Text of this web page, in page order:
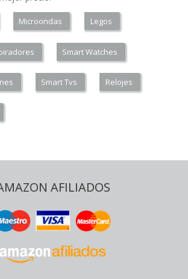
Microondas Legos
Smart Watches
Smart Tvs Relojes
AFILIADOS